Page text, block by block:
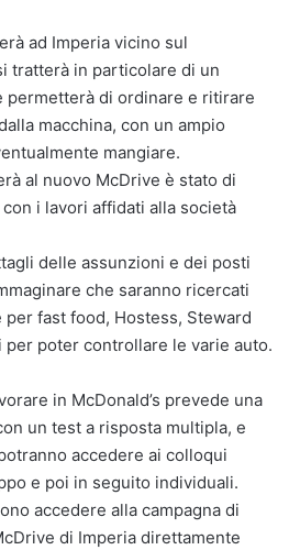
ad Imperia vicino sul
tratterà in particolare di un
permetterà di ordinare e ritirare
macchina, con un ampio
mangiare.
al nuovo McDrive è stato di
i lavori affidati alla società
delle assunzioni e dei posti
che saranno ricercati
fast food, Hostess, Steward
poter controllare le varie auto.
in McDonald’s prevede una
un test a risposta multipla, e
accedere ai colloqui
e poi in seguito individuali.
accedere alla campagna di
di Imperia direttamente